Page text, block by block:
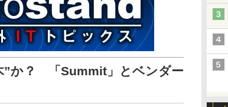
”か？ 「Summit」とベンダー